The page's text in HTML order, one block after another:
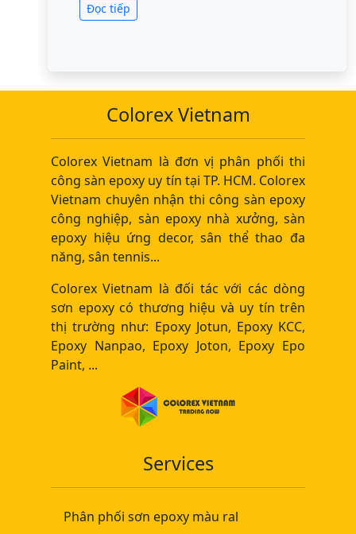
Đọc tiếp
Colorex Vietnam
Colorex Vietnam là đơn vị phân phối thi
công sàn epoxy uy tín tại TP. HCM. Colorex
Vietnam chuyên nhận thi công sàn epoxy
công nghiệp, sàn epoxy nhà xưởng, sàn
epoxy hiệu ứng decor, sân thể thao đa
năng, sân tennis...
Colorex Vietnam là đối tác với các dòng
sơn epoxy có thương hiệu và uy tín trên
thị trường như: Epoxy Jotun, Epoxy KCC,
Epoxy Nanpao, Epoxy Joton, Epoxy Epo
Paint, ...
Services
Phân phối sơn epoxy màu ral